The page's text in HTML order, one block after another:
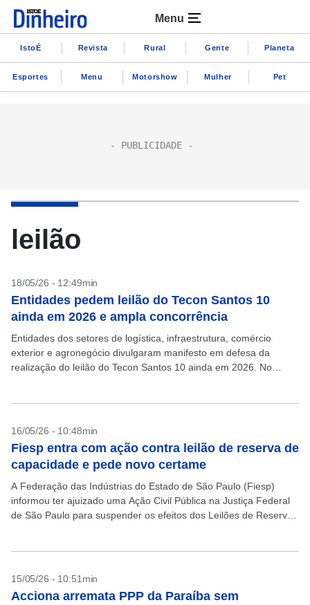
Menu
IstoÉ Revista Rural Gente Planeta
Esportes Menu Motorshow Mulher Pet
leilão
18/05/26 - 12:49min
Entidades pedem leilão do Tecon Santos 10
ainda em 2026 e ampla concorrência
Entidades dos setores de logística, infraestrutura, comércio
exterior e agronegócio divulgaram manifesto em defesa da
realização do leilão do Tecon Santos 10 ainda em 2026. No
16/05/26 - 10:48min
Fiesp entra com ação contra leilão de reserva de
capacidade e pede novo certame
A Federação das Indústrias do Estado de São Paulo (Fiesp)
informou ter ajuizado uma Ação Civil Pública na Justiça Federal
de São Paulo para suspender os efeitos dos Leilões de Reserva
15/05/26 - 10:51min
Acciona arremata PPP da Paraíba sem